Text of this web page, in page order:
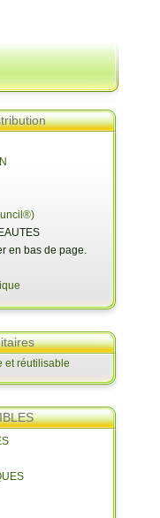
en bas de page.